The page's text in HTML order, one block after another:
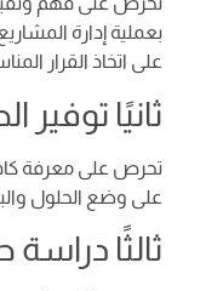
بعملية إدارة
على اتخاذ القرار
ثانيًا توفير
تحرص على معرفة
على وضع الحلول
ثالثًا